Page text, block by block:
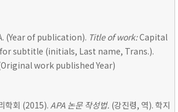
(Year of publication). Title of work:Capital
subtitle (initials, Last name, Trans.).
work published Year)
학회 (2015). APA 논문 작성법. (강진령, 역). 학지